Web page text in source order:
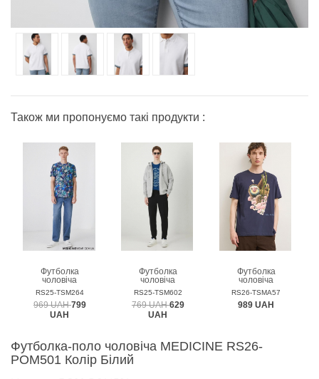
Також ми пропонуємо такі продукти :
Футболка
чоловіча
MEDICINE
RS25-TSM264
969 UAH799
UAH
Футболка
чоловіча
MEDICINE
RS25-TSM602
769 UAH629
UAH
Футболка
чоловіча
MEDICINE
RS26-TSMA57
989 UAH
Футболка-поло чоловіча MEDICINE RS26-
POM501 Колір Білий